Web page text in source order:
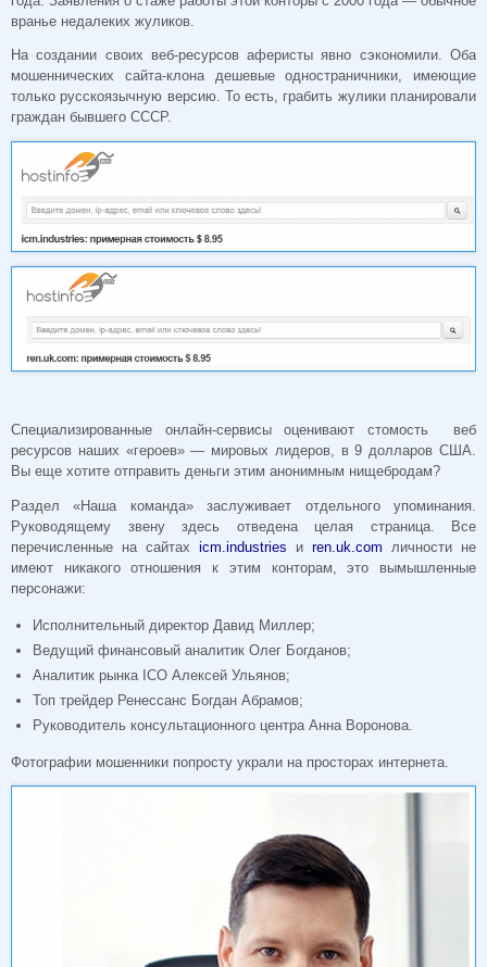
вранье недалеких жуликов.
На создании своих веб-ресурсов аферисты явно сэкономили. Оба
мошеннических сайта-клона дешевые одностраничники, имеющие
только русскоязычную версию. То есть, грабить жулики планировали
граждан бывшего СССР.
Специализированные онлайн-сервисы оценивают стомость веб
ресурсов наших «героев» — мировых лидеров, в 9 долларов США.
Вы еще хотите отправить деньги этим анонимным нищебродам?
Раздел «Наша команда» заслуживает отдельного упоминания.
Руководящему звену здесь отведена целая страница. Все
перечисленные на сайтах icm.industries и ren.uk.com личности не
имеют никакого отношения к этим конторам, это вымышленные
персонажи:
Исполнительный директор Давид Миллер;
Ведущий финансовый аналитик Олег Богданов;
Аналитик рынка ICO Алексей Ульянов;
Топ трейдер Ренессанс Богдан Абрамов;
Руководитель консультационного центра Анна Воронова.
Фотографии мошенники попросту украли на просторах интернета.